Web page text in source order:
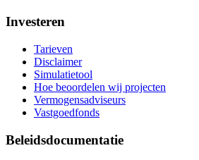
Investeren
Tarieven
Disclaimer
Simulatietool
Hoe beoordelen wij projecten
Vermogensadviseurs
Vastgoedfonds
Beleidsdocumentatie